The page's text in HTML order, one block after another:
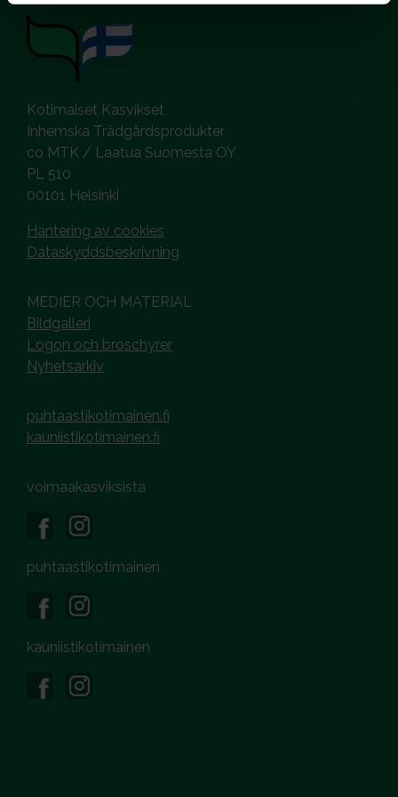
Kotimaiset Kasvikset
Inhemska Trädgårdsprodukter
co MTK / Laatua Suomesta OY
PL 510
00101 Helsinki
Hantering av cookies
Dataskyddsbeskrivning
MEDIER OCH MATERIAL
Bildgalleri
Logon och broschyrer
Nyhetsarkiv
puhtaastikotimainen.fi
kauniistikotimainen.fi
voimaakasviksista
puhtaastikotimainen
kauniistikotimainen